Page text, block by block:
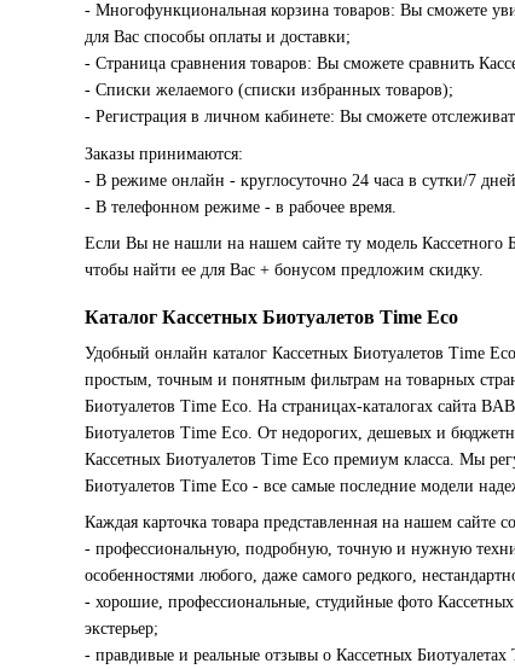
- Многофункциональная корзина товаров: Вы сможете
для Вас способы оплаты и доставки;
- Страница сравнения товаров: Вы сможете сравнить
- Списки желаемого (списки избранных товаров);
- Регистрация в личном кабинете: Вы сможете
Заказы принимаются:
- В режиме онлайн - круглосуточно 24 часа в сутки/7
- В телефонном режиме - в рабочее время.
Если Вы не нашли на нашем сайте ту модель Кассетного
чтобы найти ее для Вас + бонусом предложим скидку.
Каталог Кассетных Биотуалетов Time Eco
Удобный онлайн каталог Кассетных Биотуалетов Time
простым, точным и понятным фильтрам на товарных
Биотуалетов Time Eco. На страницах-каталогах сайта
Биотуалетов Time Eco. От недорогих, дешевых и
Кассетных Биотуалетов Time Eco премиум класса. Мы
Биотуалетов Time Eco - все самые последние модели
Каждая карточка товара представленная на нашем сайте
- профессиональную, подробную, точную и нужную
особенностями любого, даже самого редкого,
- хорошие, профессиональные, студийные фото
экстерьер;
- правдивые и реальные отзывы о Кассетных